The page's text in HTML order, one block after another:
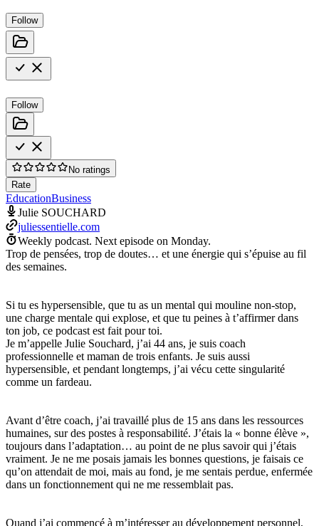
Follow
Follow
No ratings
Rate
EducationBusiness
Julie SOUCHARD
juliessentielle.com
Weekly podcast. Next episode on Monday.
Trop de pensées, trop de doutes… et une énergie qui s’épuise au fil
des semaines.
Si tu es hypersensible, que tu as un mental qui mouline non-stop,
une charge mentale qui explose, et que tu peines à t’affirmer dans
ton job, ce podcast est fait pour toi.
Je m’appelle Julie Souchard, j’ai 44 ans, je suis coach
professionnelle et maman de trois enfants. Je suis aussi
hypersensible, et pendant longtemps, j’ai vécu cette singularité
comme un fardeau.
Avant d’être coach, j’ai travaillé plus de 15 ans dans les ressources
humaines, sur des postes à responsabilité. J’étais la « bonne élève »,
toujours dans l’adaptation… au point de ne plus savoir qui j’étais
vraiment. Je ne me posais jamais les bonnes questions, je faisais ce
qu’on attendait de moi, mais au fond, je me sentais perdue, enfermée
dans un fonctionnement qui ne me ressemblait pas.
Quand j’ai commencé à m’intéresser au développement personnel,